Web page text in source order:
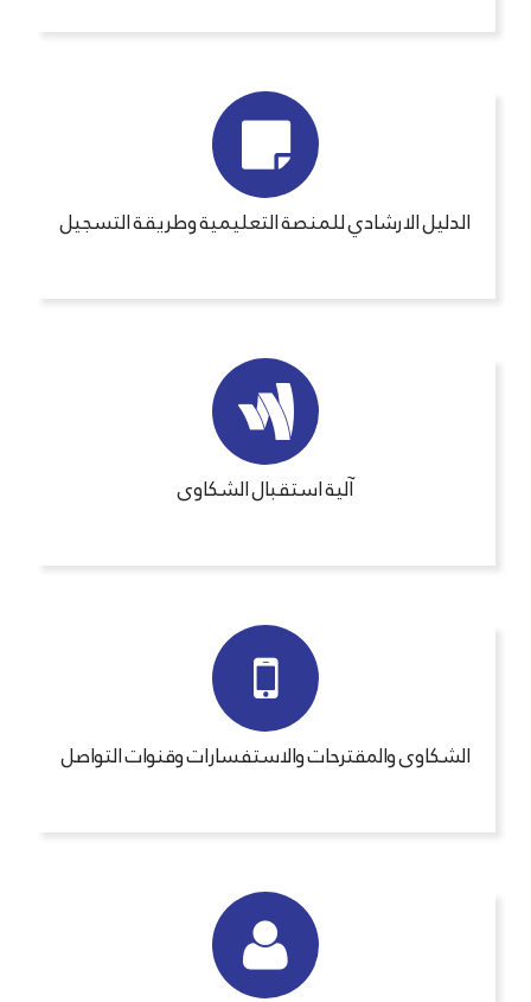
الدليل الارشادي للمنصة التعليمية وطريقة التسجيل
آلية استقبال الشكاوى
الشكاوى والمقترحات والاستفسارات وقنوات التواصل